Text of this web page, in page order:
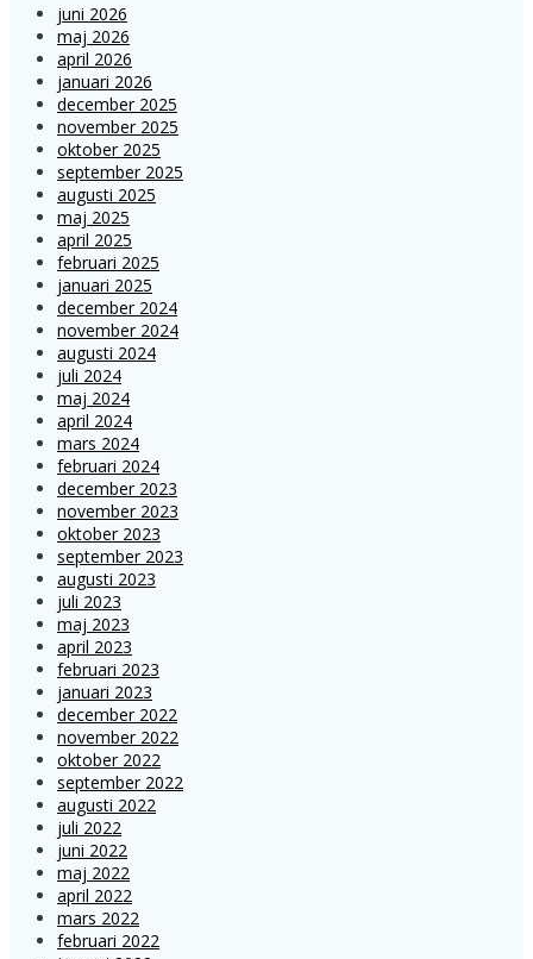
juni 2026
maj 2026
april 2026
januari 2026
december 2025
november 2025
oktober 2025
september 2025
augusti 2025
maj 2025
april 2025
februari 2025
januari 2025
december 2024
november 2024
augusti 2024
juli 2024
maj 2024
april 2024
mars 2024
februari 2024
december 2023
november 2023
oktober 2023
september 2023
augusti 2023
juli 2023
maj 2023
april 2023
februari 2023
januari 2023
december 2022
november 2022
oktober 2022
september 2022
augusti 2022
juli 2022
juni 2022
maj 2022
april 2022
mars 2022
februari 2022